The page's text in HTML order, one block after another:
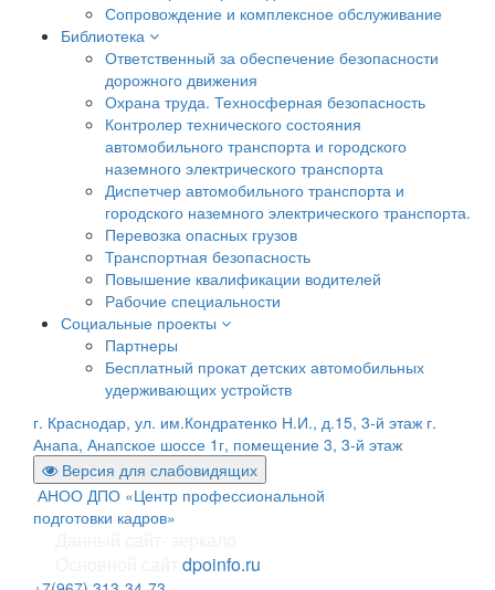
Сопровождение и комплексное обслуживание
Библиотека
Ответственный за обеспечение безопасности
дорожного движения
Охрана труда. Техносферная безопасность
Контролер технического состояния
автомобильного транспорта и городского
наземного электрического транспорта
Диспетчер автомобильного транспорта и
городского наземного электрического транспорта.
Перевозка опасных грузов
Транспортная безопасность
Повышение квалификации водителей
Рабочие специальности
Социальные проекты
Партнеры
Бесплатный прокат детских автомобильных
удерживающих устройств
г. Краснодар, ул. им.Кондратенко Н.И., д.15, 3-й этаж г.
Анапа, Анапское шоссе 1г, помещение 3, 3-й этаж
Версия для слабовидящих
АНОО ДПО «Центр профессиональной
подготовки кадров»
dpoinfo.ru